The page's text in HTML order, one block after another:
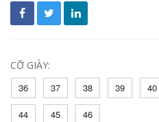
CỠ GIÀY:
36
37 38 39 40
44 45 46